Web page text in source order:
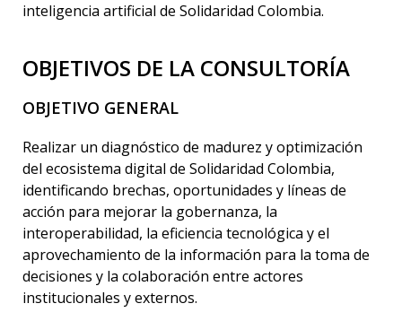
inteligencia artificial de Solidaridad Colombia.
OBJETIVOS DE LA CONSULTORÍA
OBJETIVO GENERAL
Realizar un diagnóstico de madurez y optimización
del ecosistema digital de Solidaridad Colombia,
identificando brechas, oportunidades y líneas de
acción para mejorar la gobernanza, la
interoperabilidad, la eficiencia tecnológica y el
aprovechamiento de la información para la toma de
decisiones y la colaboración entre actores
institucionales y externos.